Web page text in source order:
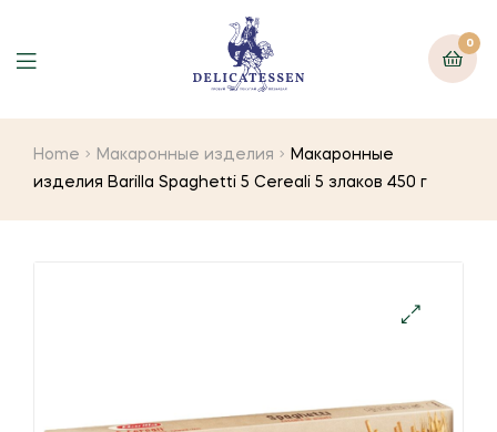
0
Home Макаронные изделия
Макаронные
изделия Barilla Spaghetti 5 Cereali 5 злаков 450 г